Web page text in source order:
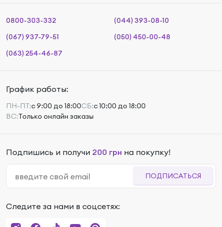
0800-303-332
(044) 393-08-10
(067) 937-79-51
(050) 450-00-48
(063) 254-46-87
График работы:
ПН-ПТ:с 9:00 до 18:00СБ:с 10:00 до 18:00
ВС:Только онлайн заказы
Подпишись и получи 200 грн на покупку!
ПОДПИСАТЬСЯ
Следите за нами в соцсетях: